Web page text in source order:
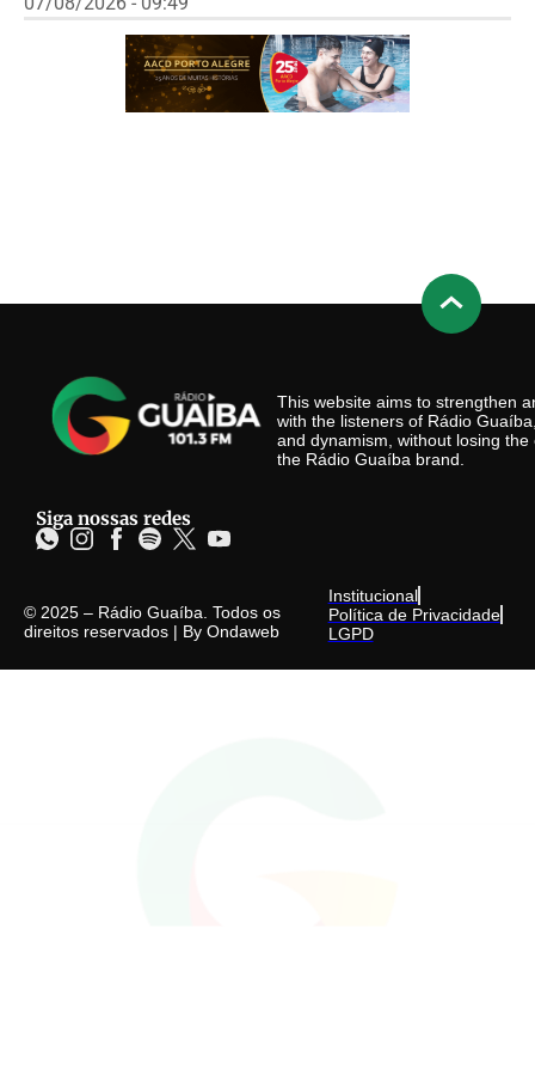
This website aims to strengthen
with the listeners of Rádio
and dynamism, without losing
the Rádio Guaíba brand.
Siga nossas redes
© 2025 – Rádio Guaíba. Todos os
direitos reservados | By Ondaweb
Institucional
Política de Privacidade
LGPD